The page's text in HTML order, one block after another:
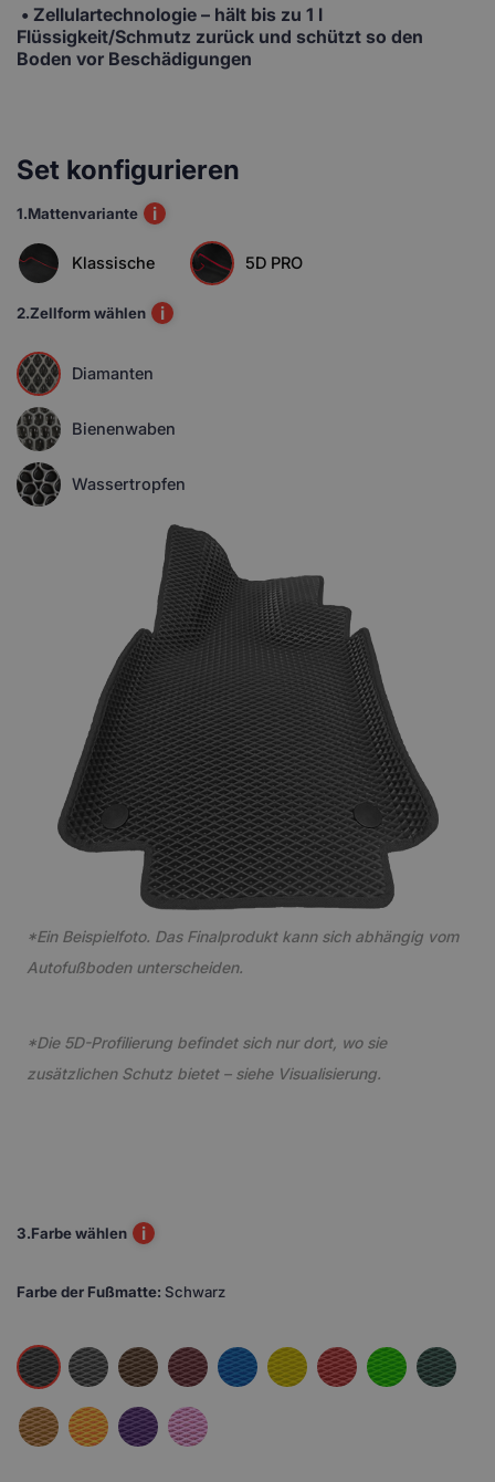
• Zellulartechnologie – hält bis zu 1 l
Flüssigkeit/Schmutz zurück und schützt so den
Boden vor Beschädigungen
Set konfigurieren
1.Mattenvariante i
Klassische 5D PRO
2.Zellform wählen i
Diamanten
Bienenwaben
Wassertropfen
*Ein Beispielfoto. Das Finalprodukt kann sich abhängig vom
Autofußboden unterscheiden.
*Die 5D-Profilierung befindet sich nur dort, wo sie
zusätzlichen Schutz bietet – siehe Visualisierung.
3.Farbe wählen i
Farbe der Fußmatte: Schwarz